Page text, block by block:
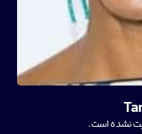
نشده است.